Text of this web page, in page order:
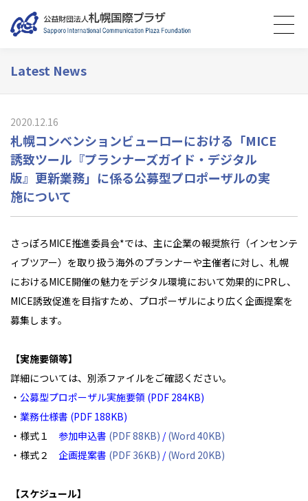
Latest News
札幌コンベンションビューローにおける「MICE
誘致ツール『プランナーズガイド・デジタル
版』更新業務」に係る公募型プロポーザルの実
施について
2020.12.16
さっぽろMICE推進委員会*では、主に企業の報奨旅行（インセンテ
ィブツアー）を取り扱う海外のプランナーや主催者に対し、札幌
におけるMICE開催の魅力をデジタル環境において効果的にPRし、
MICE誘致促進を目指すため、プロポーザルにより広く企画提案を
募集します。
【実施要領等】
詳細については、別添ファイルをご確認ください。
・ 公募型プロポーザル実施要領 (PDF 284KB)
・ 業務仕様書 (PDF 188KB)
・様式１
参加申込書 (PDF 88KB) /(Word 40KB)
・様式２ 企画提案書 (PDF 36KB) /(Word 20KB)
【スケジュール】